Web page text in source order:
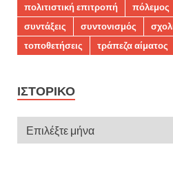
πολιτιστική επιτροπή
πόλεμος
συντάξεις
συντονισμός
τοποθετήσεις
τράπεζα αίματος
ΙΣΤΟΡΙΚΌ